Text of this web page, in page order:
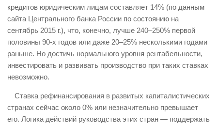
кредитов юридическим лицам составляет 14% (по данным
сайта Центрального банка России по состоянию на
сентябрь 2015 г.), что, конечно, лучше 240–250% первой
половины 90-х годов или даже 20–25% несколькими годами
раньше. Но достичь нормального уровня рентабельности,
инвестировать и развивать производство при таких ставках
невозможно.
Ставка рефинансирования в развитых капиталистических
странах сейчас около 0% или незначительно превышает
его. Логика действий руководства этих стран — поддержать